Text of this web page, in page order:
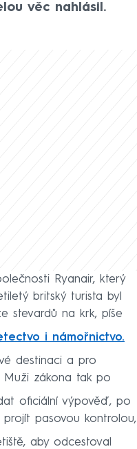
věc nahlásil.
Ryanair, který
britský turista byl
stevardů na krk, píše
i námořnictvo.
destinaci a pro
zákona tak po
oficiální výpověď, po
pasovou kontrolou,
aby odcestoval